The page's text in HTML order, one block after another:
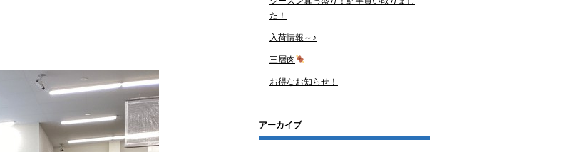
た！
入荷情報～♪
三層肉
お得なお知らせ！
アーカイブ